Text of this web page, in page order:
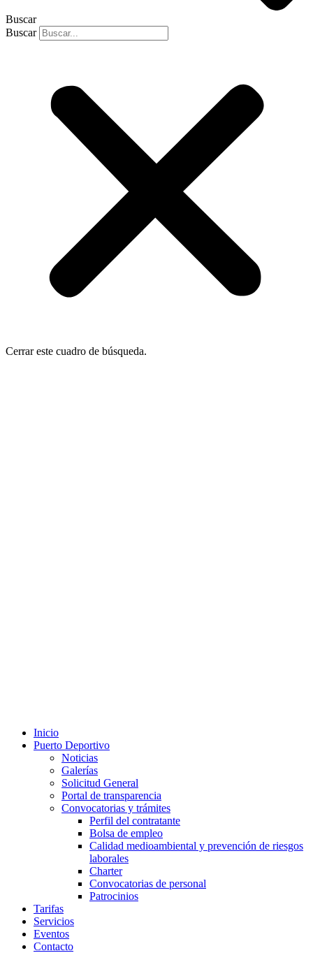
Buscar
Buscar
Cerrar este cuadro de búsqueda.
Inicio
Puerto Deportivo
Noticias
Galerías
Solicitud General
Portal de transparencia
Convocatorias y trámites
Perfil del contratante
Bolsa de empleo
Calidad medioambiental y prevención de riesgos
laborales
Charter
Convocatorias de personal
Patrocinios
Tarifas
Servicios
Eventos
Contacto